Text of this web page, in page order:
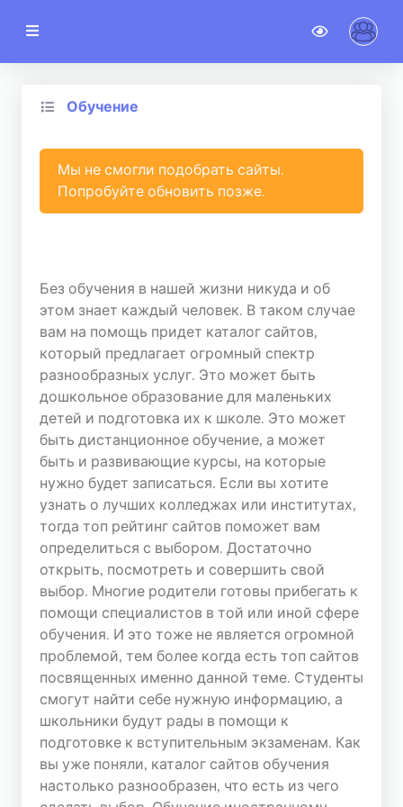
noteSTAT
Категории
АККАУНТ
Регистрация
Авторизация
СТАТИСТИКА
ТОПА
Сегодня
Хостов: 489235
Хитов: 2434678
Вчера
Хостов: 1207989
Хитов: 6009054
Обучение
Мы не смогли подобрать сайты.
Попробуйте обновить позже.
Без обучения в нашей жизни никуда и об
этом знает каждый человек. В таком случае
вам на помощь придет каталог сайтов,
который предлагает огромный спектр
разнообразных услуг. Это может быть
дошкольное образование для маленьких
детей и подготовка их к школе. Это может
быть дистанционное обучение, а может
быть и развивающие курсы, на которые
нужно будет записаться. Если вы хотите
узнать о лучших колледжах или институтах,
тогда топ рейтинг сайтов поможет вам
определиться с выбором. Достаточно
открыть, посмотреть и совершить свой
выбор. Многие родители готовы прибегать к
помощи специалистов в той или иной сфере
обучения. И это тоже не является огромной
проблемой, тем более когда есть топ сайтов
посвященных именно данной теме. Студенты
смогут найти себе нужную информацию, а
школьники будут рады в помощи к
подготовке к вступительным экзаменам. Как
вы уже поняли, каталог сайтов обучения
настолько разнообразен, что есть из чего